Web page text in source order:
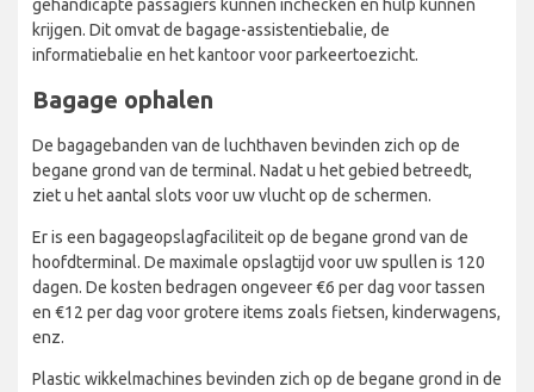
gehandicapte passagiers kunnen inchecken en hulp kunnen
krijgen. Dit omvat de bagage-assistentiebalie, de
informatiebalie en het kantoor voor parkeertoezicht.
Bagage ophalen
De bagagebanden van de luchthaven bevinden zich op de
begane grond van de terminal. Nadat u het gebied betreedt,
ziet u het aantal slots voor uw vlucht op de schermen.
Er is een bagageopslagfaciliteit op de begane grond van de
hoofdterminal. De maximale opslagtijd voor uw spullen is 120
dagen. De kosten bedragen ongeveer €6 per dag voor tassen
en €12 per dag voor grotere items zoals fietsen, kinderwagens,
enz.
Plastic wikkelmachines bevinden zich op de begane grond in de